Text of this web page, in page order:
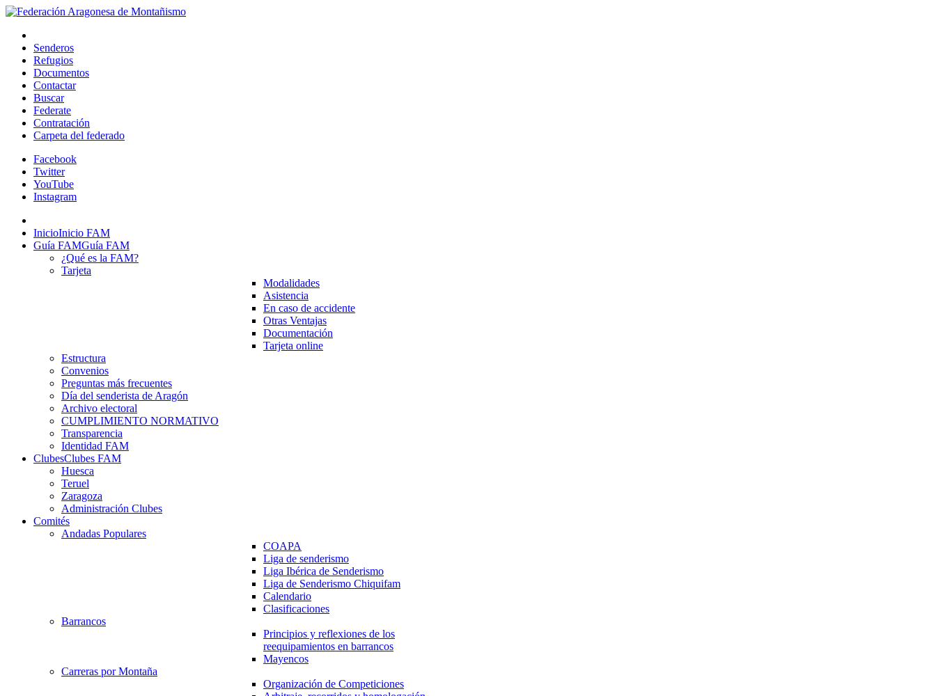
Senderos
Refugios
Documentos
Contactar
Buscar
Federate
Contratación
Carpeta del federado
Facebook
Twitter
YouTube
Instagram
InicioInicio FAM
Guía FAMGuía FAM
¿Qué es la FAM?
Tarjeta
Modalidades
Asistencia
En caso de accidente
Otras Ventajas
Documentación
Tarjeta online
Estructura
Convenios
Preguntas más frecuentes
Día del senderista de Aragón
Archivo electoral
CUMPLIMIENTO NORMATIVO
Transparencia
Identidad FAM
ClubesClubes FAM
Huesca
Teruel
Zaragoza
Administración Clubes
Comités
Andadas Populares
COAPA
Liga de senderismo
Liga Ibérica de Senderismo
Liga de Senderismo Chiquifam
Calendario
Clasificaciones
Barrancos
Principios y reflexiones de los
reequipamientos en barrancos
Mayencos
Carreras por Montaña
Organización de Competiciones